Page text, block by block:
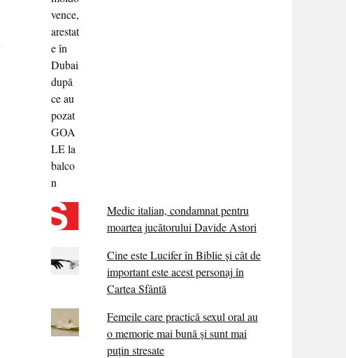
Medic italian, condamnat pentru
moartea jucătorului Davide Astori
Cine este Lucifer în Biblie și cât de
important este acest personaj în
Cartea Sfântă
Femeile care practică sexul oral au
o memorie mai bună și sunt mai
puțin stresate